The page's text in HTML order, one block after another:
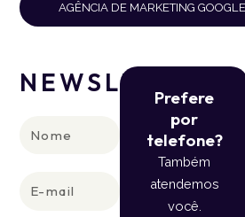
AGÊNCIA DE MARKETING
NEWSLETTER
Prefere
por
telefone?
Também
atendemos
você.